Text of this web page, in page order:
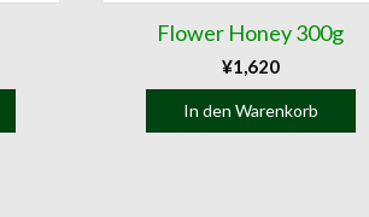
Flower Honey 300g
¥1,620
In den Warenkorb